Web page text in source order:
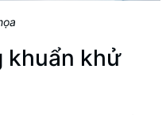
khuẩn khử